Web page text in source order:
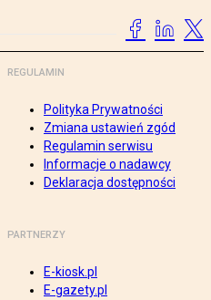
REGULAMIN
Polityka Prywatności
Zmiana ustawień zgód
Regulamin serwisu
Informacje o nadawcy
Deklaracja dostępności
PARTNERZY
E-kiosk.pl
E-gazety.pl